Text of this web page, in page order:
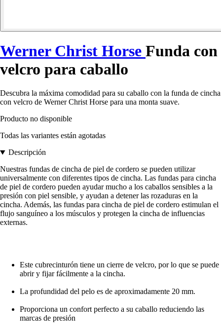
Werner Christ Horse Funda con
velcro para caballo
Descubra la máxima comodidad para su caballo con la funda de cincha
con velcro de Werner Christ Horse para una monta suave.
Producto no disponible
Todas las variantes están agotadas
Descripción
Nuestras fundas de cincha de piel de cordero se pueden utilizar
universalmente con diferentes tipos de cincha. Las fundas para cincha
de piel de cordero pueden ayudar mucho a los caballos sensibles a la
presión con piel sensible, y ayudan a detener las rozaduras en la
cincha. Además, las fundas para cincha de piel de cordero estimulan el
flujo sanguíneo a los músculos y protegen la cincha de influencias
externas.
Este cubrecinturón tiene un cierre de velcro, por lo que se puede
abrir y fijar fácilmente a la cincha.
La profundidad del pelo es de aproximadamente 20 mm.
Proporciona un confort perfecto a su caballo reduciendo las
marcas de presión